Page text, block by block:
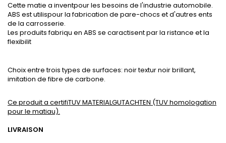
Cette matie a inventpour les besoins de l'industrie automobile.
ABS est utilispour la fabrication de pare-chocs et d'autres ents
de la carrosserie.
Les produits fabriqu en ABS se caractisent par la ristance et la
flexibilit
Choix entre trois types de surfaces: noir textur noir brillant,
imitation de fibre de carbone.
Ce produit a certifiTUV MATERIALGUTACHTEN (TUV homologation
pour le matiau).
LIVRAISON